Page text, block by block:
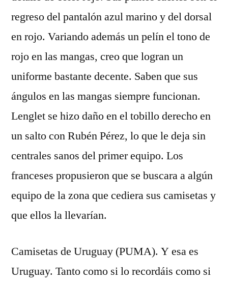
regreso del pantalón azul marino y del dorsal
en rojo. Variando además un pelín el tono de
rojo en las mangas, creo que logran un
uniforme bastante decente. Saben que sus
ángulos en las mangas siempre funcionan.
Lenglet se hizo daño en el tobillo derecho en
un salto con Rubén Pérez, lo que le deja sin
centrales sanos del primer equipo. Los
franceses propusieron que se buscara a algún
equipo de la zona que cediera sus camisetas y
que ellos la llevarían.
Camisetas de Uruguay (PUMA). Y esa es
Uruguay. Tanto como si lo recordáis como si